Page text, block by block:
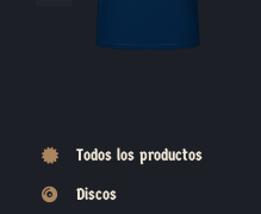
Todos los productos
Discos